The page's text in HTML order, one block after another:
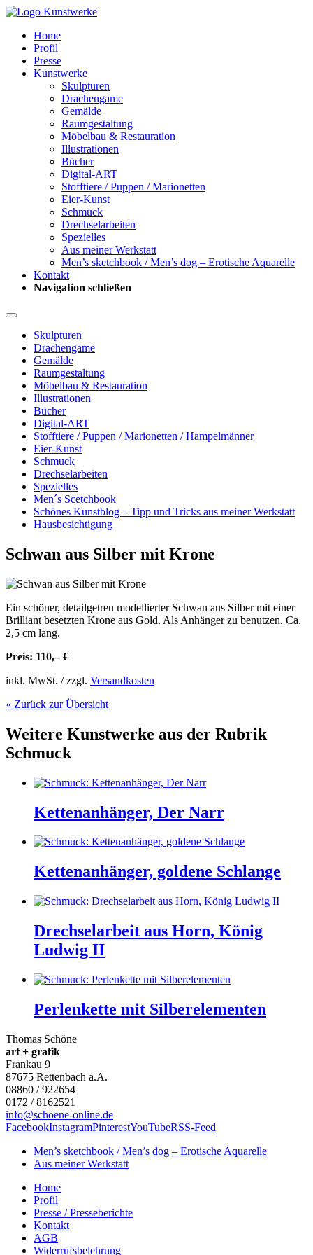
Home
Profil
Presse
Kunstwerke
Skulpturen
Drachengame
Gemälde
Raumgestaltung
Möbelbau & Restauration
Illustrationen
Bücher
Digital-ART
Stofftiere / Puppen / Marionetten
Eier-Kunst
Schmuck
Drechselarbeiten
Spezielles
Aus meiner Werkstatt
Men’s sketchbook / Men’s dog – Erotische Aquarelle
Kontakt
Navigation schließen
Skulpturen
Drachengame
Gemälde
Raumgestaltung
Möbelbau & Restauration
Illustrationen
Bücher
Digital-ART
Stofftiere / Puppen / Marionetten / Hampelmänner
Eier-Kunst
Schmuck
Drechselarbeiten
Spezielles
Men´s Scetchbook
Schönes Kunstblog – Tipp und Tricks aus meiner Werkstatt
Hausbesichtigung
Schwan aus Silber mit Krone
Ein schöner, detailgetreu modellierter Schwan aus Silber mit einer
Brilliant besetzten Krone aus Gold. Als Anhänger zu benutzen. Ca.
2,5 cm lang.
Preis: 110,– €
inkl. MwSt. / zzgl. Versandkosten
« Zurück zur Übersicht
Weitere Kunstwerke aus der Rubrik
Schmuck
Kettenanhänger, Der Narr
Kettenanhänger, goldene Schlange
Drechselarbeit aus Horn, König
Ludwig II
Perlenkette mit Silberelementen
Thomas Schöne
art + grafik
Frankau 9
87675 Rettenbach a.A.
08860 / 922654
0172 / 8162521
info@schoene-online.de
FacebookInstagramPinterestYouTubeRSS-Feed
Men’s sketchbook / Men’s dog – Erotische Aquarelle
Aus meiner Werkstatt
Home
Profil
Presse / Presseberichte
Kontakt
AGB
Widerrufsbelehrung